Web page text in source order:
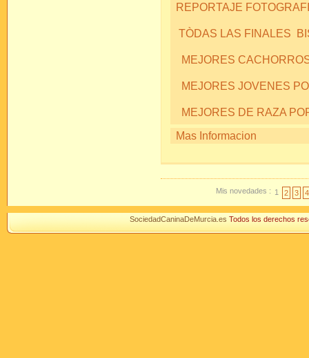
REPORTAJE
TÒDAS LAS FINALES
MEJORES
MEJORES JOVENES
MEJORES DE RAZA
Mas Informacion
Mis novedades : 1 2 3 4
SociedadCaninaDeMurcia.es Todos los derechos